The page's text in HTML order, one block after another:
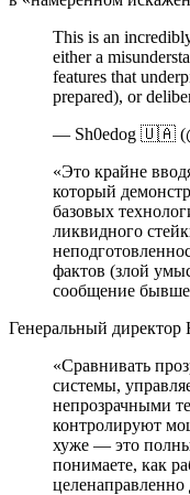
This is an
either a
features that
prepared), or
— Sh0edog 🇺🇦
«Это крайне
который
базовых
ликвидного
фактов (злой
сообщение
Генеральный
«Сравнивать
системы,
непрозрачными
контролируют
хуже — это
понимаете, как
целенаправленно